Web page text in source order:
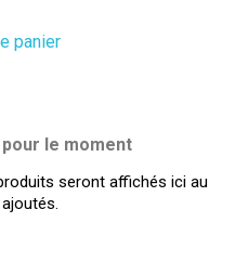
panier
le moment
seront affichés ici au